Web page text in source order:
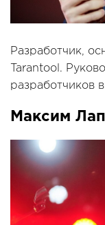
Разработчик,
Tarantool.
разработчиков
Максим